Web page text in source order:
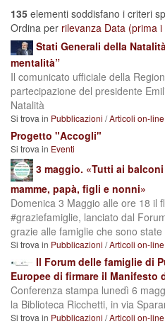
135 elementi soddisfano i criteri
Ordina per rilevanza Data (prima
Stati Generali della
mentalità”
Il comunicato ufficiale della
partecipazione del presidente
Natalità
Si trova in Pubblicazioni /Articoli on-line
Progetto "Accogli"
Si trova in Eventi
3 maggio. «Tutti ai
mamme, papà, figli e nonni»
Domenica 3 Maggio alle ore 18 il
#graziefamiglie, lanciato dal
grazie alle famiglie che sono state
Si trova in Pubblicazioni /Articoli on-line
Il Forum delle famiglie di
Europee di firmare il Manifesto
Conferenza stampa lunedì 6
la Biblioteca Ricchetti, in via
Si trova in Pubblicazioni /Articoli on-line